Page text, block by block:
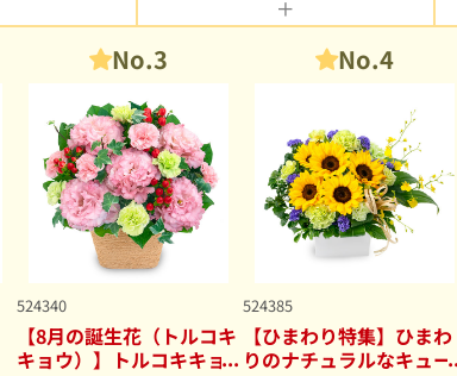
No.3
524340
【8月の誕生花（トルコキ
キョウ）】トルコキキョ
No.4
524385
【ひまわり特集】ひまわ
りのナチュラルなキュー